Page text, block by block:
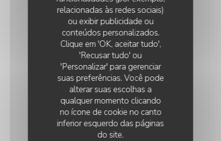
relacionadas às redes sociais)
ou exibir publicidade ou
conteúdos personalizados.
Clique em 'OK, aceitar tudo',
'Recusar tudo' ou
'Personalizar' para gerenciar
suas preferências. Você pode
alterar suas escolhas a
qualquer momento clicando
no ícone de cookie no canto
inferior esquerdo das páginas
do site.
granité de gaspacho, dashi à la citronnelle, kimchi
maison de légumes d’été, groseilles.
16,00 EUR
WARAYAKI DE VEAU ROSÉ, FAÇON
VITELLO TONNATO
purée de poivron brûlé, sauce vierge, coriandre
17,00 EUR